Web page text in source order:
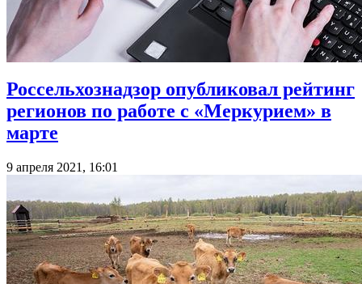
Россельхознадзор опубликовал рейтинг
регионов по работе с «Меркурием» в
марте
9 апреля 2021, 16:01